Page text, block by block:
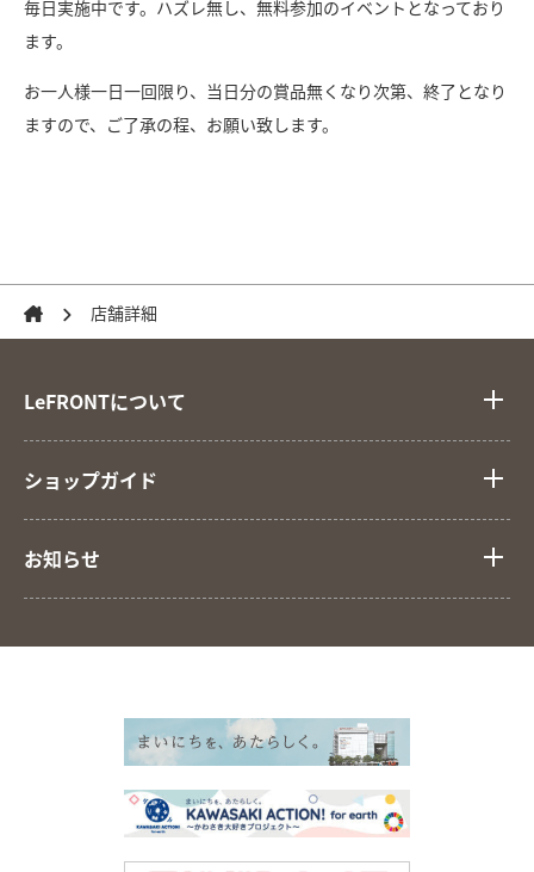
毎日実施中です。ハズレ無し、無料参加のイベントとなっており
ます。
お一人様一日一回限り、当日分の賞品無くなり次第、終了となり
ますので、ご了承の程、お願い致します。
店舗詳細
LeFRONTについて
ショップガイド
お知らせ